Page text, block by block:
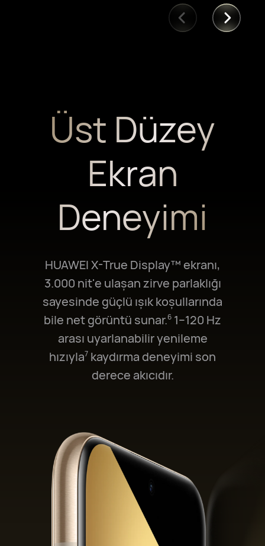
Üst Düzey
Ekran
Deneyimi
HUAWEI X-True Display™ ekranı,
3.000 nit'e ulaşan zirve parlaklığı
sayesinde güçlü ışık koşullarında
bile net görüntü sunar.⁠6 1–120 Hz
arası uyarlanabilir yenileme
hızıyla⁠7 kaydırma deneyimi son
derece akıcıdır.